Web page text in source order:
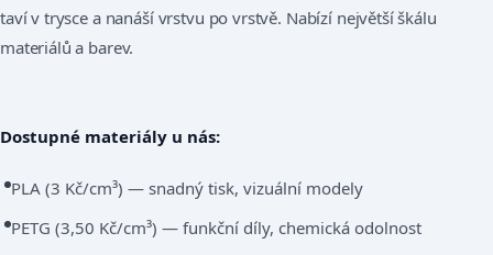
taví v trysce a nanáší vrstvu po vrstvě. Nabízí největší škálu
materiálů a barev.
Dostupné materiály u nás:
PLA (3 Kč/cm³) — snadný tisk, vizuální modely
PETG (3,50 Kč/cm³) — funkční díly, chemická odolnost